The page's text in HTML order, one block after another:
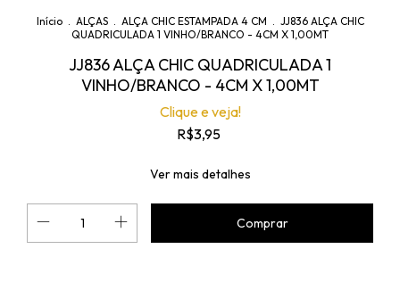
Início ALÇAS ALÇA CHIC ESTAMPADA 4 CM
JJ836 ALÇA CHIC
QUADRICULADA 1 VINHO/BRANCO - 4CM X 1,00MT
JJ836 ALÇA CHIC QUADRICULADA 1
VINHO/BRANCO - 4CM X 1,00MT
Clique e veja!
R$3,95
Ver mais detalhes